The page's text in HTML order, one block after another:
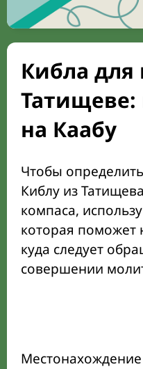
Кибла для
Татищеве:
на Каабу
Чтобы
Киблу из
компаса,
которая поможет
куда следует
совершении
Местонахождение